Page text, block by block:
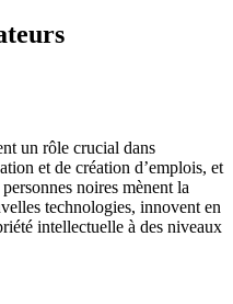
un rôle crucial dans
et de création d’emplois, et
noires mènent la
technologies, innovent en
intellectuelle à des niveaux